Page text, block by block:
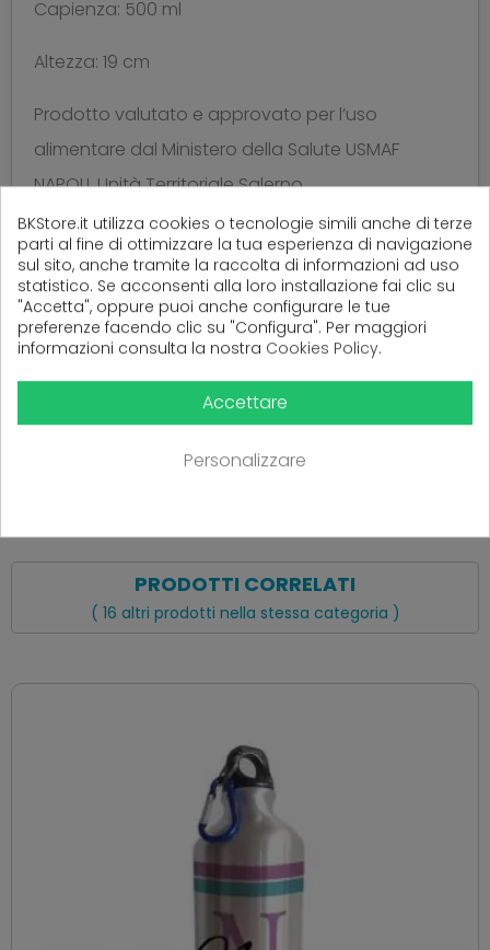
Capienza: 500 ml
Altezza: 19 cm
Prodotto valutato e approvato per l’uso
alimentare dal Ministero della Salute USMAF
NAPOLI, Unità Territoriale Salerno.
(0Recensioni)
Ancora nessuna recensione da parte degli utenti.
PRODOTTI CORRELATI
( 16 altri prodotti nella stessa categoria )
BKStore.it utilizza cookies o tecnologie simili anche di terze
parti al fine di ottimizzare la tua esperienza di navigazione
sul sito, anche tramite la raccolta di informazioni ad uso
statistico. Se acconsenti alla loro installazione fai clic su
"Accetta", oppure puoi anche configurare le tue
preferenze facendo clic su "Configura". Per maggiori
informazioni consulta la nostra Cookies Policy.
Accettare
Personalizzare